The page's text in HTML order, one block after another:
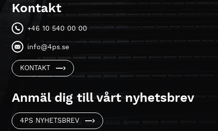
Kontakt
+46 10 540 00 00
info@4ps.se
KONTAKT
Anmäl dig till vårt nyhetsbrev
4PS NYHETSBREV